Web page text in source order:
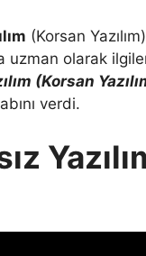
(Korsan
uzman olarak
(Korsan
verdi.